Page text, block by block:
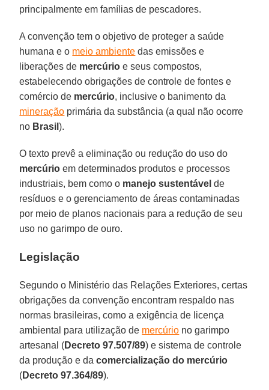
principalmente em famílias de pescadores.
A convenção tem o objetivo de proteger a saúde
humana e o meio ambiente das emissões e
liberações de mercúrio e seus compostos,
estabelecendo obrigações de controle de fontes e
comércio de mercúrio, inclusive o banimento da
mineração primária da substância (a qual não ocorre
no Brasil).
O texto prevê a eliminação ou redução do uso do
mercúrio em determinados produtos e processos
industriais, bem como o manejo sustentável de
resíduos e o gerenciamento de áreas contaminadas
por meio de planos nacionais para a redução de seu
uso no garimpo de ouro.
Legislação
Segundo o Ministério das Relações Exteriores, certas
obrigações da convenção encontram respaldo nas
normas brasileiras, como a exigência de licença
ambiental para utilização de mercúrio no garimpo
artesanal (Decreto 97.507/89) e sistema de controle
da produção e dacomercialização do mercúrio
(Decreto 97.364/89).